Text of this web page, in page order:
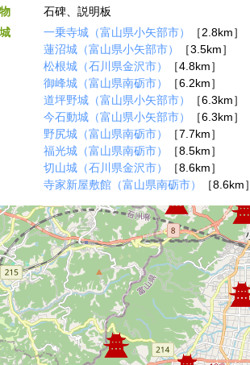
石碑、説明板
一乗寺城（富山県小矢部市）
［2.8km］
蓮沼城（富山県小矢部市）
［3.5km］
松根城（石川県金沢市）
［4.8km］
御峰城（富山県南砺市）
［6.2km］
道坪野城（富山県小矢部市）
［6.3km］
今石動城（富山県小矢部市）
［6.3km］
野尻城（富山県南砺市）
［7.7km］
福光城（富山県南砺市）
［8.5km］
切山城（石川県金沢市）
［8.6km］
寺家新屋敷館（富山県南砺市）
［8.6km］